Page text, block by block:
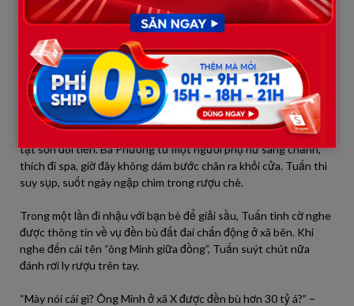
phong. Căn nhà ba tầng họ đang ở là tài sản thế chấp ngân hàng
để Tuấn hùn vốn làm ăn với bạn bè mở một công ty vận tải.
Đúng vào thời điểm Thảo hủy hôn, công ty của Tuấn gặp sự cố
lớn. Một chiếc xe tải của công ty gây tai nạn nghiêm trọng, cộng
với việc đối tác ôm tiền bỏ trốn khiến Tuấn đứng trước nguy cơ
phá sản, gánh trên đầu khoản nợ hơn 5 tỷ đồng.
Hằng ngày, chủ nợ đến đứng kín cổng nhà bà Phương chửi bới,
tạt sơn đòi tiền. Bà Phương từ một người phụ nữ sang chảnh,
thích đi spa, giờ đây không dám bước chân ra khỏi cửa. Tuấn thì
suy sụp, suốt ngày ngập chìm trong rượu chè.
Trong một lần đi nhậu với bạn bè để giải sầu, Tuấn tình cờ nghe
được thông tin về vụ đền bù đất đai chấn động ở xã bên. Khi
nghe đến cái tên “ông Minh giữa đồng”, Tuấn suýt chút nữa
đánh rơi ly rượu trên tay.
“Mày nói cái gì? Ông Minh ở xã X được đền bù hơn 30 tỷ á?” –